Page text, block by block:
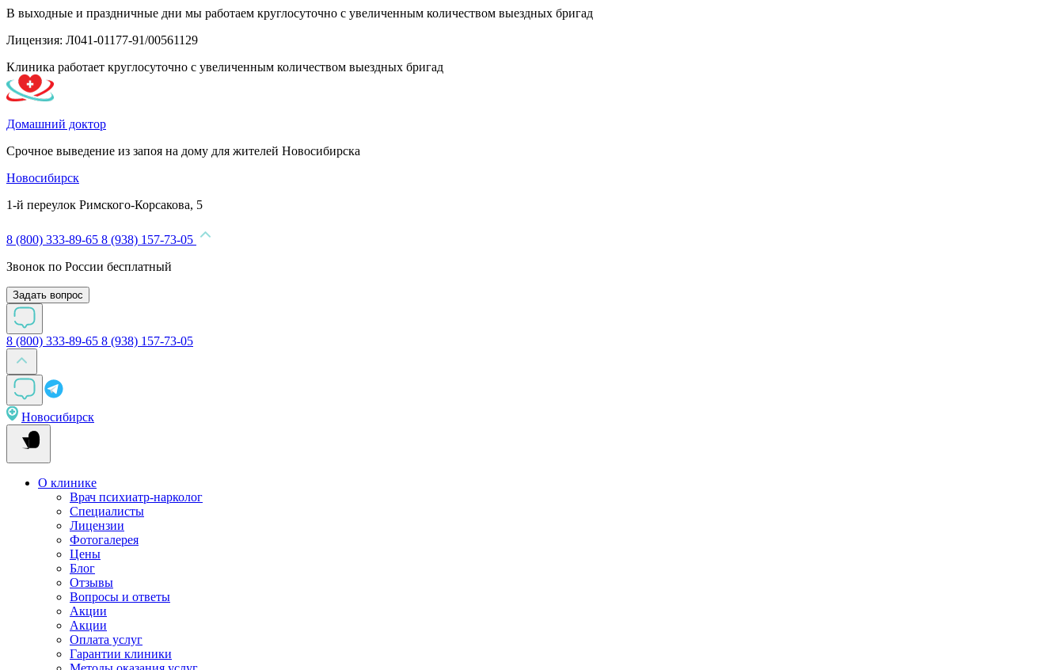
В выходные и праздничные дни мы работаем круглосуточно с увеличенным количеством выездных бригад
Лицензия: Л041-01177-91/00561129
Клиника работает круглосуточно с увеличенным количеством выездных бригад
Домашний доктор
Срочное выведение из запоя на дому для жителей Новосибирска
Новосибирск
1-й переулок Римского-Корсакова, 5
8 (800) 333-89-65 8 (938) 157-73-05
Звонок по России бесплатный
Задать вопрос
8 (800) 333-89-65 8 (938) 157-73-05
Новосибирск
О клинике
Врач психиатр-нарколог
Специалисты
Лицензии
Фотогалерея
Цены
Блог
Отзывы
Вопросы и ответы
Акции
Акции
Оплата услуг
Гарантии клиники